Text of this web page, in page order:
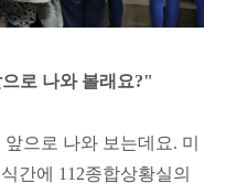
로 나와 볼래요?"
으로 나와 보는데요. 미
간에 112종합상황실의